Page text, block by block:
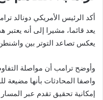
أكد الرئيس الأمريكي دونالد
يعد قائما، مشيرا إلى أنه
يعكس تصاعد التوتر بين
وأوضح ترامب أن مواصلة
واصفا المحادثات بأنها مضيعة
إمكانية تحقيق تقدم عبر